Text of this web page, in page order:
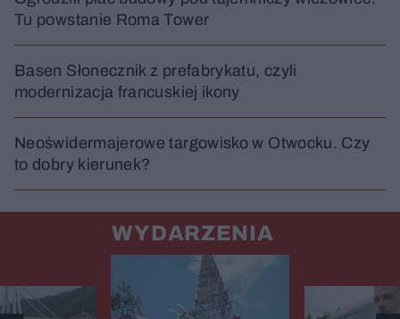
Tu powstanie Roma Tower
Basen Słonecznik z prefabrykatu, czyli
modernizacja francuskiej ikony
Neoświdermajerowe targowisko w Otwocku. Czy
to dobry kierunek?
WYDARZENIA